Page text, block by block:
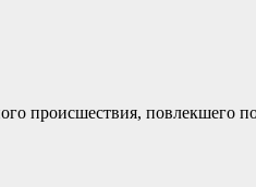
происшествия, повлекшего